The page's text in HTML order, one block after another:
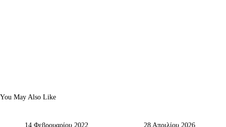
You May Also Like
14 Φεβρουαρίου 2022
28 Απριλίου 2026